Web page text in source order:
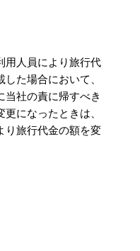
用人員により旅行代
た場合において、
当社の責に帰すべき
になったときは、
り旅行代金の額を変